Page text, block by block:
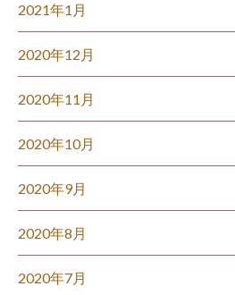
2021年1月
2020年12月
2020年11月
2020年10月
2020年9月
2020年8月
2020年7月